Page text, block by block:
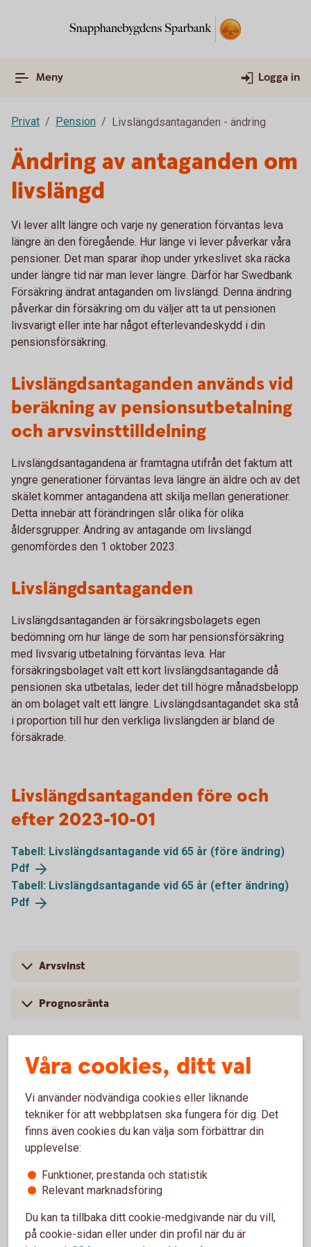
Meny Logga in
Privat Pension Livslängdsantaganden - ändring
Ändring av antaganden om
livslängd
Vi lever allt längre och varje ny generation förväntas leva
längre än den föregående. Hur länge vi lever påverkar våra
pensioner. Det man sparar ihop under yrkeslivet ska räcka
under längre tid när man lever längre. Därför har Swedbank
Försäkring ändrat antaganden om livslängd. Denna ändring
påverkar din försäkring om du väljer att ta ut pensionen
livsvarigt eller inte har något efterlevandeskydd i din
pensionsförsäkring.
Livslängdsantaganden används vid
beräkning av pensionsutbetalning
och arvsvinsttilldelning
Livslängdsantagandena är framtagna utifrån det faktum att
yngre generationer förväntas leva längre än äldre och av det
skälet kommer antagandena att skilja mellan generationer.
Detta innebär att förändringen slår olika för olika
åldersgrupper. Ändring av antagande om livslängd
genomfördes den 1 oktober 2023.
Livslängdsantaganden
Livslängdsantaganden är försäkringsbolagets egen
bedömning om hur länge de som har pensionsförsäkring
med livsvarig utbetalning förväntas leva. Har
försäkringsbolaget valt ett kort livslängdsantagande då
pensionen ska utbetalas, leder det till högre månadsbelopp
än om bolaget valt ett längre. Livslängdsantagandet ska stå
i proportion till hur den verkliga livslängden är bland de
försäkrade.
Livslängdsantaganden före och
efter 2023-10-01
Tabell: Livslängdsantagande vid 65 år (före ändring)
Pdf
Tabell: Livslängdsantagande vid 65 år (efter ändring)
Pdf
Arvsvinst
Prognosränta
Arvsvinsttilldelning före och efter
2023-10-01
Arvsvinsttilldelning före 2023-10-01
Tabellen nedan visar storlek på årlig arvsvinst per 1 000
SEK i pensionskapital för respektive ålder till och med
återbetalningsskydd.
Våra cookies, ditt val
Vi använder nödvändiga cookies eller liknande
tekniker för att webbplatsen ska fungera för dig. Det
finns även cookies du kan välja som förbättrar din
upplevelse:
Funktioner, prestanda och statistik
Relevant marknadsföring
Du kan ta tillbaka ditt cookie-medgivande när du vill,
på cookie-sidan eller under din profil när du är